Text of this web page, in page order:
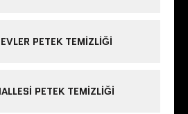
PETEK TEMIZLIĞI
PETEK TEMIZLIĞI